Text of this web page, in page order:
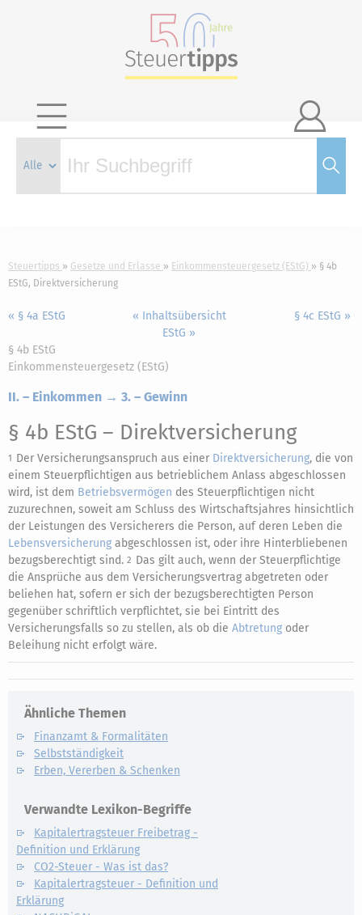

Steuertipps Gesetze und Erlasse Einkommensteuergesetz (EStG)
§ 4b
EStG, Direktversicherung
« § 4a EStG
« Inhaltsübersicht
EStG »
§ 4c EStG »
§ 4b EStG
Einkommensteuergesetz (EStG)
II. – Einkommen → 3. – Gewinn
§ 4b EStG – Direktversicherung
1 Der Versicherungsanspruch aus einer Direktversicherung, die von
einem Steuerpflichtigen aus betrieblichem Anlass abgeschlossen
wird, ist dem Betriebsvermögen des Steuerpflichtigen nicht
zuzurechnen, soweit am Schluss des Wirtschaftsjahres hinsichtlich
der Leistungen des Versicherers die Person, auf deren Leben die
Lebensversicherung abgeschlossen ist, oder ihre Hinterbliebenen
bezugsberechtigt sind. 2 Das gilt auch, wenn der Steuerpflichtige
die Ansprüche aus dem Versicherungsvertrag abgetreten oder
beliehen hat, sofern er sich der bezugsberechtigten Person
gegenüber schriftlich verpflichtet, sie bei Eintritt des
Versicherungsfalls so zu stellen, als ob die Abtretung oder
Beleihung nicht erfolgt wäre.
Ähnliche Themen
Finanzamt & Formalitäten
Selbstständigkeit
Erben, Vererben & Schenken
Verwandte Lexikon-Begriffe
Kapitalertragsteuer Freibetrag -
Definition und Erklärung
CO2-Steuer - Was ist das?
Kapitalertragsteuer - Definition und
Erklärung